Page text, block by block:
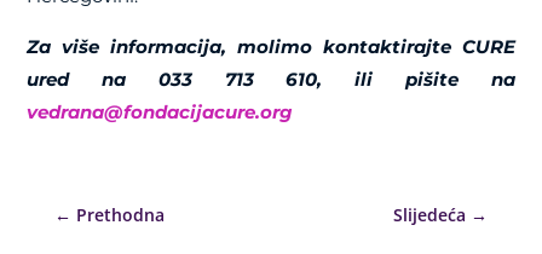
Za više informacija, molimo kontaktirajte CURE
ured na 033 713 610, ili pišite na
vedrana@fondacijacure.org
← Prethodna Slijedeća →